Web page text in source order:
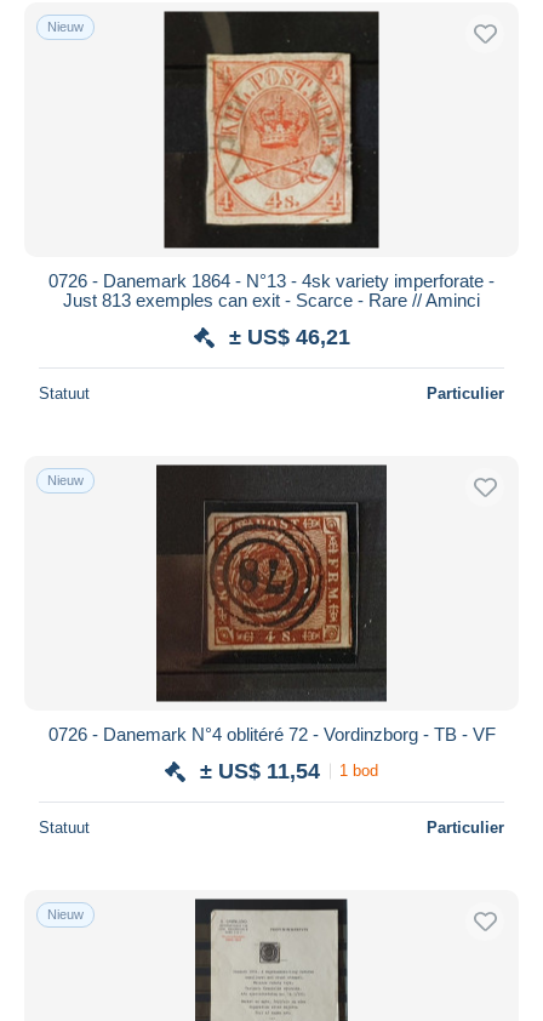
Gratis levering
Bankoverschrijving
Mastercard
Maestro
Woonplaats van de verkoper
Toepassen
Nieuw
0726 - Danemark 1864 - N°13 - 4sk variety imperforate -
Just 813 exemples can exit - Scarce - Rare // Aminci
± US$ 46,21
Statuut Particulier
Nieuw
0726 - Danemark N°4 oblitéré 72 - Vordinzborg - TB - VF
± US$ 11,54 1 bod
Statuut Particulier
Nieuw